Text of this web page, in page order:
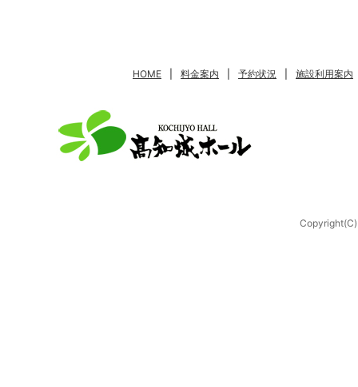
HOME 料金案内 予約状況 施設利用案内
Copyright(C)